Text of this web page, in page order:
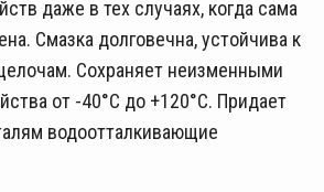
даже в тех случаях, когда сама
Смазка долговечна, устойчива к
Сохраняет неизменными
от -40°С до +120°С. Придает
водоотталкивающие